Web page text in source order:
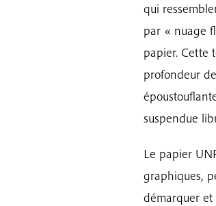
qui
par « nuage
papier. Cette
profondeur
suspendue
Le papier
graphiques,
démarquer et